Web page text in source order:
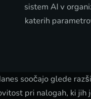
sistem AI v
katerih
soočajo glede
pri nalogah, ki